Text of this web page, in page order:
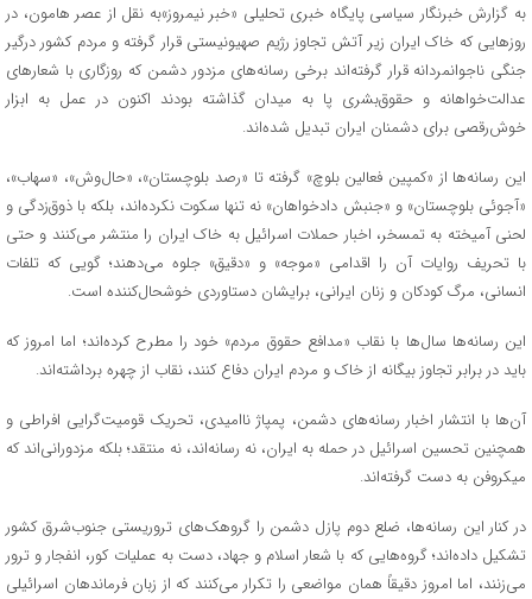
به گزارش خبرنگار سیاسی پایگاه خبری تحلیلی «خبر نیمروز»به نقل از عصر هامون، در
روزهایی که خاک ایران زیر آتش تجاوز رژیم صهیونیستی قرار گرفته و مردم کشور درگیر
جنگی ناجوانمردانه قرار گرفته‌اند برخی رسانه‌های مزدور دشمن که روزگاری با شعارهای
عدالت‌خواهانه و حقوق‌بشری پا به میدان گذاشته بودند اکنون در عمل به ابزار
خوش‌رقصی برای دشمنان ایران تبدیل شده‌اند.
این رسانه‌ها از «کمپین فعالین بلوچ» گرفته تا «رصد بلوچستان»، «حال‌وش»، «سهاب»،
«آجوئی بلوچستان» و «جنبش دادخواهان» نه تنها سکوت نکرده‌اند، بلکه با ذوق‌زدگی و
لحنی آمیخته به تمسخر، اخبار حملات اسرائیل به خاک ایران را منتشر می‌کنند و حتی
با تحریف روایات آن را اقدامی «موجه» و «دقیق» جلوه می‌دهند؛ گویی که تلفات
انسانی، مرگ کودکان و زنان ایرانی، برایشان دستاوردی خوشحال‌کننده است.
این رسانه‌ها سال‌ها با نقاب «مدافع حقوق مردم» خود را مطرح کرده‌اند؛ اما امروز که
باید در برابر تجاوز بیگانه از خاک و مردم ایران دفاع کنند، نقاب از چهره برداشته‌اند.
آن‌ها با انتشار اخبار رسانه‌های دشمن، پمپاژ ناامیدی، تحریک قومیت‌گرایی افراطی و
همچنین تحسین اسرائیل در حمله به ایران، نه رسانه‌اند، نه منتقد؛ بلکه مزدورانی‌اند که
میکروفن به دست گرفته‌اند.
در کنار این رسانه‌ها، ضلع دوم پازل دشمن را گروهک‌های تروریستی جنوب‌شرق کشور
تشکیل داده‌اند؛ گروه‌هایی که با شعار اسلام و جهاد، دست به عملیات کور، انفجار و ترور
می‌زنند، اما امروز دقیقاً همان مواضعی را تکرار می‌کنند که از زبان فرماندهان اسرائیلی